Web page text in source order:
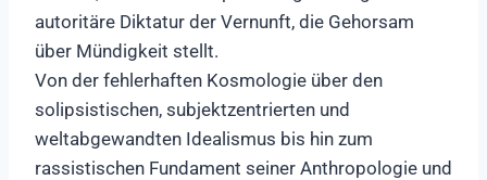
autoritäre Diktatur der Vernunft, die Gehorsam
über Mündigkeit stellt.
Von der fehlerhaften Kosmologie über den
solipsistischen, subjektzentrierten und
weltabgewandten Idealismus bis hin zum
rassistischen Fundament seiner Anthropologie und